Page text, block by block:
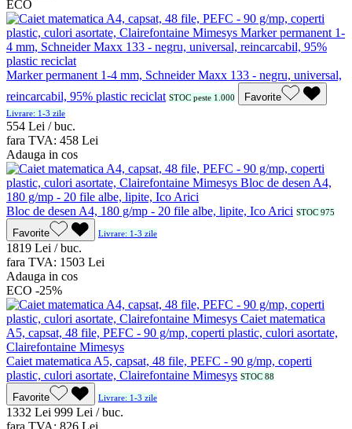
ECO
Marker permanent 1-4 mm, Schneider Maxx 133 - negru, universal,
reincarcabil, 95% plastic reciclat STOC peste 1.000 Favorite
Livrare: 1-3 zile
554 Lei / buc.
fara TVA: 458 Lei
Adauga in cos
Bloc de desen A4, 180 g/mp - 20 file albe, lipite, Ico Arici STOC 975
Favorite Livrare: 1-3 zile
1819 Lei / buc.
fara TVA: 1503 Lei
Adauga in cos
ECO -25%
Caiet matematica A5, capsat, 48 file, PEFC - 90 g/mp, coperti
plastic, culori asortate, Clairefontaine Mimesys STOC 88
Favorite Livrare: 1-3 zile
1332 Lei 999 Lei / buc.